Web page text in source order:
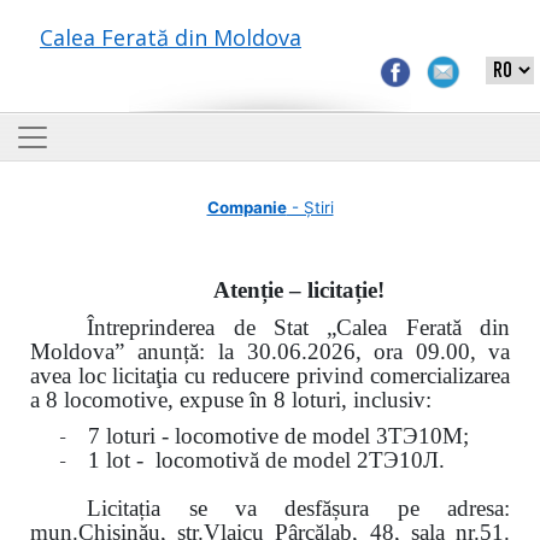
Calea Ferată din Moldova
Companie- Știri
Atenție – licitație!
Întreprinderea de Stat „Calea Ferată din
Moldova” anunță: la 30.06.2026, ora 09.00, va
avea loc licitaţia cu reducere privind comercializarea
a 8 locomotive, expuse în 8 loturi, inclusiv:
- 7 loturi - locomotive de model 3ТЭ10М;
- 1 lot - locomotivă de model 2ТЭ10Л.
Licitația se va desfășura pe adresa:
mun.Chişinău, str.Vlaicu Pârcălab, 48, sala nr.51.